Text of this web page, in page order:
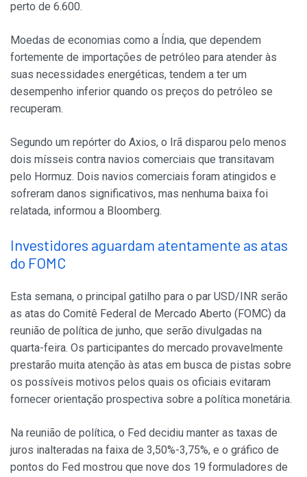
perto de 6.600.
Moedas de economias como a Índia, que dependem
fortemente de importações de petróleo para atender às
suas necessidades energéticas, tendem a ter um
desempenho inferior quando os preços do petróleo se
recuperam.
Segundo um repórter do Axios, o Irã disparou pelo menos
dois mísseis contra navios comerciais que transitavam
pelo Hormuz. Dois navios comerciais foram atingidos e
sofreram danos significativos, mas nenhuma baixa foi
relatada, informou a Bloomberg.
Investidores aguardam atentamente as atas
do FOMC
Esta semana, o principal gatilho para o par USD/INR serão
as atas do Comitê Federal de Mercado Aberto (FOMC) da
reunião de política de junho, que serão divulgadas na
quarta-feira. Os participantes do mercado provavelmente
prestarão muita atenção às atas em busca de pistas sobre
os possíveis motivos pelos quais os oficiais evitaram
fornecer orientação prospectiva sobre a política monetária.
Na reunião de política, o Fed decidiu manter as taxas de
juros inalteradas na faixa de 3,50%-3,75%, e o gráfico de
pontos do Fed mostrou que nove dos 19 formuladores de